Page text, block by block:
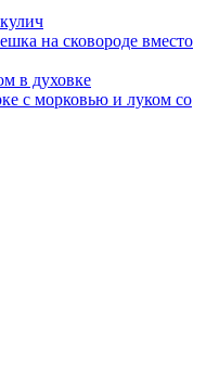
на сковороде вместо
в духовке
с морковью и луком со